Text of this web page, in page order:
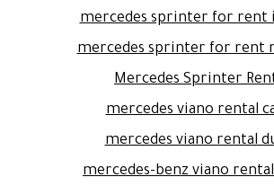
mercedes sprinter for rent
mercedes sprinter for rent
Mercedes Sprinter
mercedes viano rental
mercedes viano rental
mercedes-benz viano